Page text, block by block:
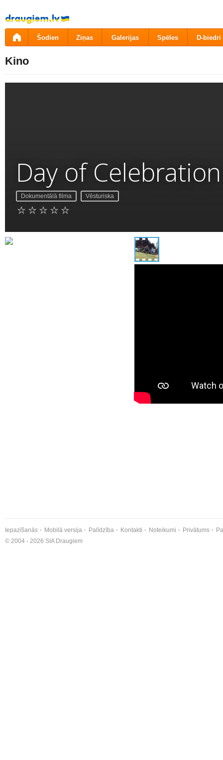
Pāriet
uz
saturu
Šodien Ziņas Galerijas Spēles D-biedri
Kino
Day of Celebration
Dokumentālā filma Vēsturiska
Iepazīšanās Mobilā versija Palīdzība Kontakti Noteikumi Privātums
© 2004 - 2026 SIA Draugiem